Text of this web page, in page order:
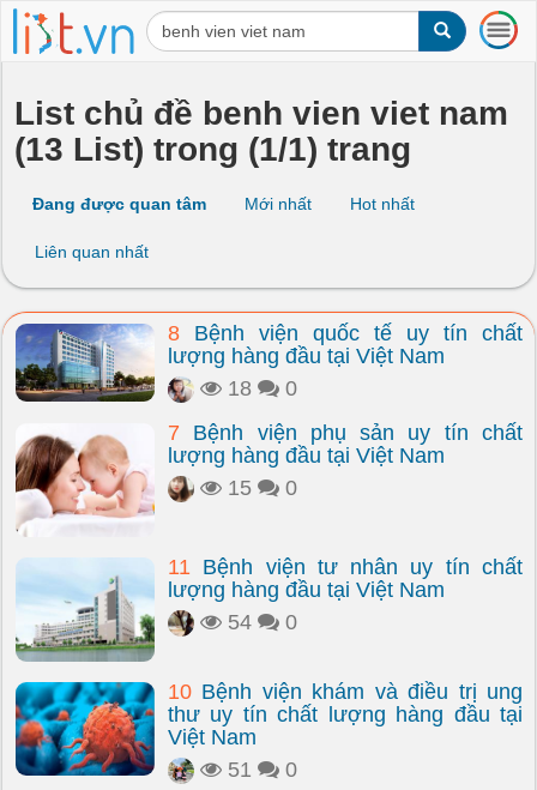
T
o
a
t
List chủ đề benh vien viet nam
(13 List) trong (1/1) trang
Đang được quan tâm Mới nhất Hot nhất
Liên quan nhất
8 Bệnh viện quốc tế uy tín chất
lượng hàng đầu tại Việt Nam
18
0
7 Bệnh viện phụ sản uy tín chất
lượng hàng đầu tại Việt Nam
15
0
11 Bệnh viện tư nhân uy tín chất
lượng hàng đầu tại Việt Nam
54
0
10 Bệnh viện khám và điều trị ung
thư uy tín chất lượng hàng đầu tại
Việt Nam
51
0